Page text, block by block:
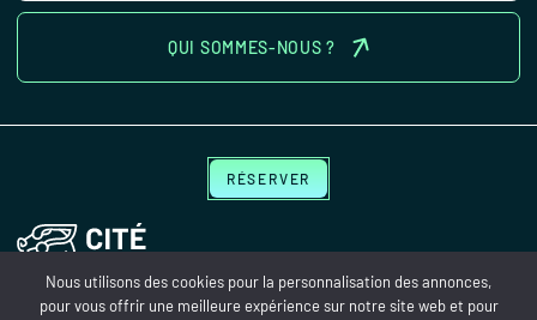
QUI SOMMES-NOUS ?
RÉSERVER
Nous utilisons des cookies pour la personnalisation des annonces,
pour vous offrir une meilleure expérience sur notre site web et pour